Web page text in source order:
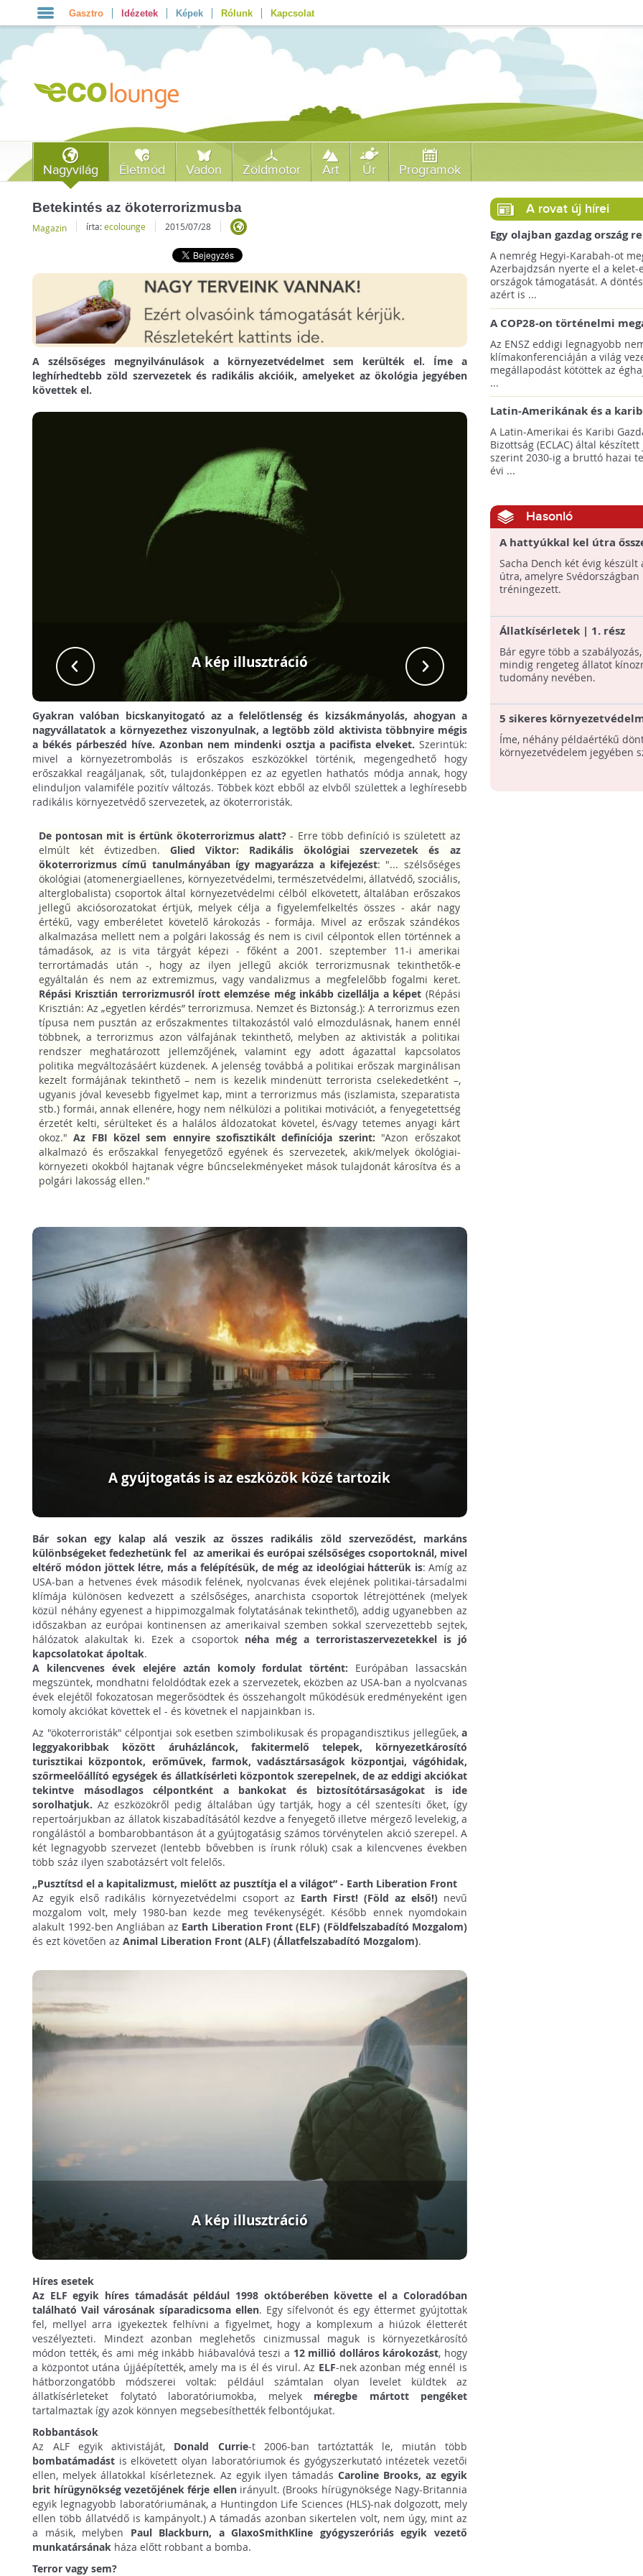
Gasztro Idézetek Képek Rólunk Kapcsolat
Nagyvilág Életmód Vadon Zöldmotor Art Űr Programok
Betekintés az ökoterrorizmusba
Magazin írta:ecolounge 2015/07/28
A szélsőséges megnyilvánulások a környezetvédelmet sem kerülték el. Íme a
leghírhedtebb zöld szervezetek és radikális akcióik, amelyeket az ökológia jegyében
követtek el.
A kép illusztráció A
Gyakran valóban bicskanyitogató az a felelőtlenség és kizsákmányolás, ahogyan a
nagyvállatatok a környezethez viszonyulnak, a legtöbb zöld aktivista többnyire mégis
a békés párbeszéd híve. Azonban nem mindenki osztja a pacifista elveket. Szerintük:
mivel a környezetrombolás is erőszakos eszközökkel történik, megengedhető hogy
erőszakkal reagáljanak, sőt, tulajdonképpen ez az egyetlen hathatós módja annak, hogy
elinduljon valamiféle pozitív változás. Többek közt ebből az elvből születtek a leghíresebb
radikális környezetvédő szervezetek, az ökoterroristák.
De pontosan mit is értünk ökoterrorizmus alatt? - Erre több definíció is született az
elmúlt két évtizedben.Glied Viktor: Radikális ökológiai szervezetek és az
ökoterrorizmus című tanulmányában így magyarázza a kifejezést: "... szélsőséges
ökológiai (atomenergiaellenes, környezetvédelmi, természetvédelmi, állatvédő, szociális,
alterglobalista) csoportok által környezetvédelmi célból elkövetett, általában erőszakos
jellegű akciósorozatokat értjük, melyek célja a figyelemfelkeltés összes - akár nagy
értékű, vagy emberéletet követelő károkozás - formája. Mivel az erőszak szándékos
alkalmazása mellett nem a polgári lakosság és nem is civil célpontok ellen történnek a
támadások, az is vita tárgyát képezi - főként a 2001. szeptember 11-i amerikai
terrortámadás után -, hogy az ilyen jellegű akciók terrorizmusnak tekinthetők-e
egyáltalán és nem az extremizmus, vagy vandalizmus a megfelelőbb fogalmi keret.
Répási Krisztián terrorizmusról írott elemzése még inkább cizellálja a képet (Répási
Krisztián: Az „egyetlen kérdés” terrorizmusa. Nemzet és Biztonság.): A terrorizmus ezen
típusa nem pusztán az erőszakmentes tiltakozástól való elmozdulásnak, hanem ennél
többnek, a terrorizmus azon válfajának tekinthető, melyben az aktivisták a politikai
rendszer meghatározott jellemzőjének, valamint egy adott ágazattal kapcsolatos
politika megváltozásáért küzdenek. A jelenség továbbá a politikai erőszak marginálisan
kezelt formájának tekinthető – nem is kezelik mindenütt terrorista cselekedetként –,
ugyanis jóval kevesebb figyelmet kap, mint a terrorizmus más (iszlamista, szeparatista
stb.) formái, annak ellenére, hogy nem nélkülözi a politikai motivációt, a fenyegetettség
érzetét kelti, sérülteket és a halálos áldozatokat követel, és/vagy tetemes anyagi kárt
okoz."Az FBI közel sem ennyire szofisztikált definíciója szerint: "Azon erőszakot
alkalmazó és erőszakkal fenyegetőző egyének és szervezetek, akik/melyek ökológiai-
környezeti okokból hajtanak végre bűncselekményeket mások tulajdonát károsítva és a
polgári lakosság ellen."
A gyújtogatás is az eszközök közé tartozik
Bár sokan egy kalap alá veszik az összes radikális zöld szerveződést, markáns
különbségeket fedezhetünk fel az amerikai és európai szélsőséges csoportoknál, mivel
eltérő módon jöttek létre, más a felépítésük, de még az ideológiai hátterük is: Amíg az
USA-ban a hetvenes évek második felének, nyolcvanas évek elejének politikai-társadalmi
klímája különösen kedvezett a szélsőséges, anarchista csoportok létrejöttének (melyek
közül néhány egyenest a hippimozgalmak folytatásának tekinthető), addig ugyanebben az
időszakban az európai kontinensen az amerikaival szemben sokkal szervezettebb sejtek,
hálózatok alakultak ki. Ezek a csoportok néha még a terroristaszervezetekkel is jó
kapcsolatokat ápoltak.
A kilencvenes évek elejére aztán komoly fordulat történt: Európában lassacskán
megszüntek, mondhatni feloldódtak ezek a szervezetek, eközben az USA-ban a nyolcvanas
évek elejétől fokozatosan megerősödtek és összehangolt működésük eredményeként igen
komoly akciókat követtek el - és követnek el napjainkban is.
Az "ökoterroristák" célpontjai sok esetben szimbolikusak és propagandisztikus jellegűek, a
leggyakoribbak között áruházláncok, fakitermelő telepek, környezetkárosító
turisztikai központok, erőművek, farmok, vadásztársaságok központjai, vágóhidak,
szőrmeelőállító egységek és állatkísérleti központok szerepelnek, de az eddigi akciókat
tekintve másodlagos célpontként a bankokat és biztosítótársaságokat is ide
sorolhatjuk. Az eszközökről pedig általában úgy tartják, hogy a cél szentesíti őket, így
repertoárjukban az állatok kiszabadításától kezdve a fenyegető illetve mérgező levelekig, a
rongálástól a bombarobbantáson át a gyújtogatásig számos törvénytelen akció szerepel. A
két legnagyobb szervezet (lentebb bővebben is írunk róluk) csak a kilencvenes években
több száz ilyen szabotázsért volt felelős.
„Pusztítsd el a kapitalizmust, mielőtt az pusztítja el a világot” - Earth Liberation Front
Az egyik első radikális környezetvédelmi csoport az Earth First! (Föld az első!) nevű
mozgalom volt, mely 1980-ban kezde meg tevékenységét. Később ennek nyomdokain
alakult 1992-ben Angliában az Earth Liberation Front (ELF) (Földfelszabadító Mozgalom)
és ezt követően azAnimal Liberation Front (ALF) (Állatfelszabadító Mozgalom).
A kép illusztráció
Híres esetek
Az ELF egyik híres támadását például 1998 októberében követte el a Coloradóban
található Vail városának síparadicsoma ellen. Egy sífelvonót és egy éttermet gyújtottak
fel, mellyel arra igyekeztek felhívni a figyelmet, hogy a komplexum a hiúzok életterét
veszélyezteti. Mindezt azonban meglehetős cinizmussal maguk is környezetkárosító
módon tették, és ami még inkább hiábavalóvá teszi a 12 millió dolláros károkozást, hogy
a központot utána újjáépítették, amely ma is él és virul. Az ELF-nek azonban még ennél is
hátborzongatóbb módszerei voltak: például számtalan olyan levelet küldtek az
állatkísérleteket folytató laboratóriumokba, melyek méregbe mártott pengéket
tartalmaztak így azok könnyen megsebesíthették felbontójukat.
Robbantások
Az ALF egyik aktivistáját, Donald Currie-t 2006-ban tartóztatták le, miután több
bombatámadást is elkövetett olyan laboratóriumok és gyógyszerkutató intézetek vezetői
ellen, melyek állatokkal kísérleteznek. Az egyik ilyen támadásCaroline Brooks, az egyik
brit hírügynökség vezetőjének férje ellenirányult. (Brooks hírügynöksége Nagy-Britannia
egyik legnagyobb laboratóriumának, a Huntingdon Life Sciences (HLS)-nak dolgozott, mely
ellen több állatvédő is kampányolt.) A támadás azonban sikertelen volt, nem úgy, mint az
a másik, melyben Paul Blackburn, a GlaxoSmithKline gyógyszeróriás egyik vezető
munkatársának háza előtt robbant a bomba.
Terror vagy sem?
A rovat új hírei
Egy olajban gazdag ország
jövőre a COP29 klímacsúcsot
A nemrég Hegyi-Karabah-ot
Azerbajdzsán nyerte el a kelet-
országok támogatását. A
azért is ...
A COP28-on történelmi
született! - Összefoglaló az
klímacsúcsáról
Az ENSZ eddigi legnagyobb
klímakonferenciáján a világ
megállapodást kötöttek az
...
Latin-Amerikának és a
térségnek növelniük kell
az éghajlatvédelmi célok
A Latin-Amerikai és Karibi
Bizottság (ECLAC) által
szerint 2030-ig a bruttó hazai
évi ...
Hasonló
A hattyúkkal kel útra
brit állatvédő
Sacha Dench két évig készült
útra, amelyre Svédországban
tréningezett.
Állatkísérletek | 1. rész
Bár egyre több a
mindig rengeteg állatot
tudomány nevében.
5 sikeres
Íme, néhány példaértékű
környezetvédelem jegyében